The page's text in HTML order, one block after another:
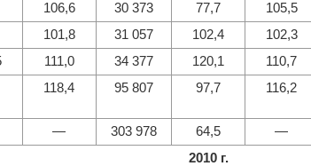
106,6 30 373 77,7 105,5
101,8 31 057 102,4 102,3
111,0 34 377 120,1 110,7
118,4 95 807 97,7 116,2
— 303 978 64,5 —
2010 г.